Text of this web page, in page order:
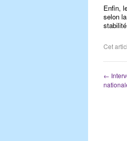
Enfin,
selon
Cet
←